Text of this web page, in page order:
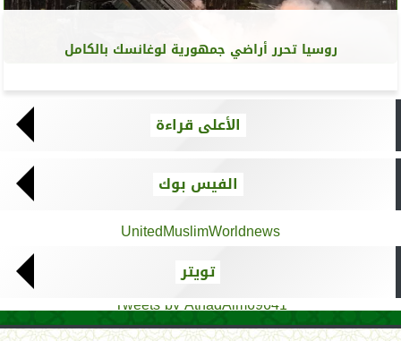
روسيا تحرر أراضي جمهورية لوغانسك بالكامل
الأعلى قراءة
الفيس بوك
UnitedMuslimWorldnews
تويتر
Tweets by AthadAlm69641